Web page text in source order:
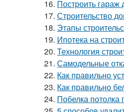
16. Построить
17. Строительство
18. Этапы
19. Ипотека на
20. Технология
21. Самодельные
22. Как правильно
23. Как правильно
24. Побелка потолка